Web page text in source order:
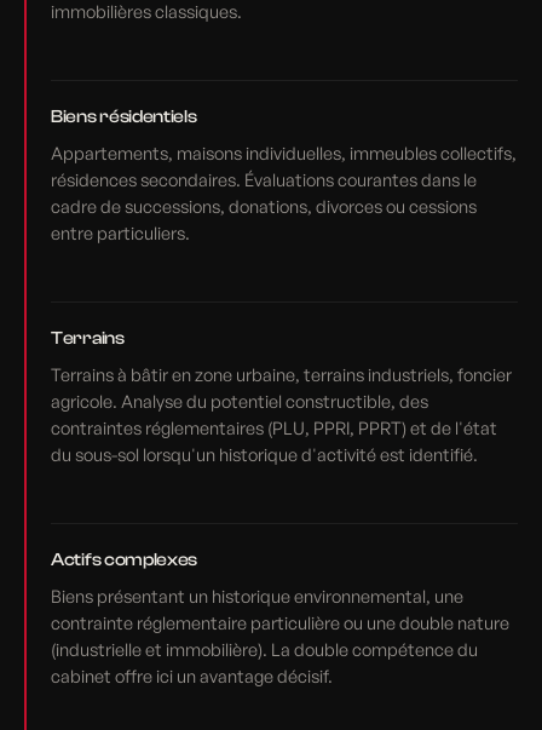
immobilières classiques.
Biens résidentiels
Appartements, maisons individuelles, immeubles collectifs,
résidences secondaires. Évaluations courantes dans le
cadre de successions, donations, divorces ou cessions
entre particuliers.
Terrains
Terrains à bâtir en zone urbaine, terrains industriels, foncier
agricole. Analyse du potentiel constructible, des
contraintes réglementaires (PLU, PPRI, PPRT) et de l'état
du sous-sol lorsqu'un historique d'activité est identifié.
Actifs complexes
Biens présentant un historique environnemental, une
contrainte réglementaire particulière ou une double nature
(industrielle et immobilière). La double compétence du
cabinet offre ici un avantage décisif.